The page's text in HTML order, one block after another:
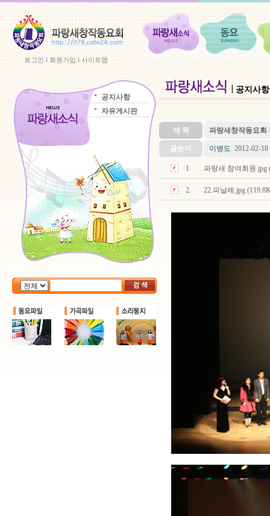
로그인l 회원가입l사이트맵
공지사항
자유게시판
공지사항
제 목 파랑새창작동요회
글쓴이 이병도 2012-02-18
1. 파랑새 참여회원.jpg
2. 22.피날레.jpg